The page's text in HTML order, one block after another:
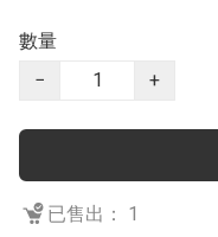
數量
−
+
已售出： 1